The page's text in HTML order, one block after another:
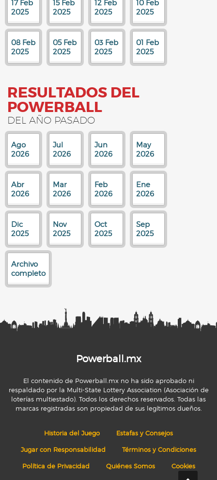
17 Feb
2025
15 Feb
2025
12 Feb
2025
10 Feb
2025
08 Feb
2025
05 Feb
2025
03 Feb
2025
01 Feb
2025
RESULTADOS DEL
POWERBALL
DEL AÑO PASADO
Ago
2026
Jul
2026
Jun
2026
May
2026
Abr
2026
Mar
2026
Feb
2026
Ene
2026
Dic
2025
Nov
2025
Oct
2025
Sep
2025
Archivo
completo
Powerball.mx
El contenido de Powerball.mx no ha sido aprobado ni
respaldado por la Multi-State Lottery Association (Asociación de
loterías multiestado). Todos los derechos reservados. Todas las
marcas registradas son propiedad de sus legítimos dueños.
Historia del Juego Estafas y Consejos
Jugar con Responsabilidad Términos y Condiciones
Política de Privacidad Quiénes Somos Cookies